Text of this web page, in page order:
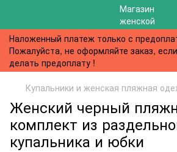
Наложенный платеж только с
Пожалуйста, не оформляйте заказ,
делать предоплату !
Купальники и женская пляжная
Женский черный
комплект из
купальника и юбки